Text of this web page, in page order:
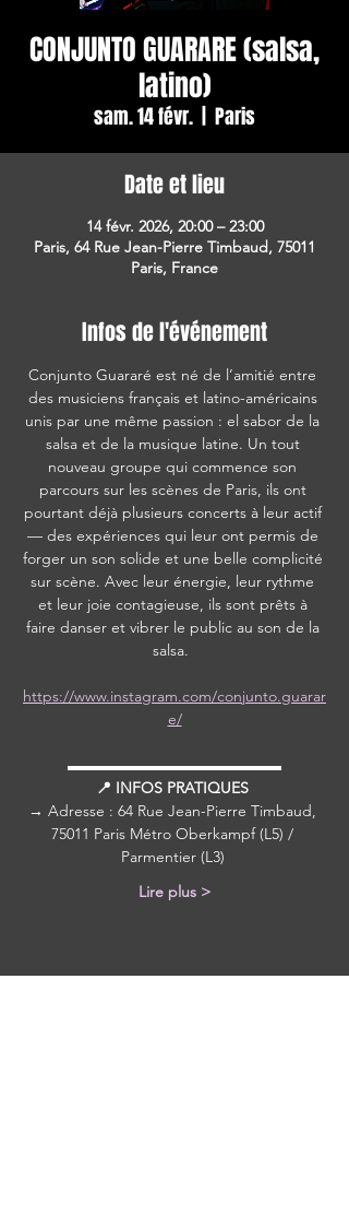
CONJUNTO GUARARE (salsa,
latino)
sam. 14 févr. Paris
Date et lieu
14 févr. 2026, 20:00 – 23:00
Paris, 64 Rue Jean-Pierre Timbaud, 75011
Paris, France
Infos de l'événement
Conjunto Guararé est né de l’amitié entre
des musiciens français et latino-américains
unis par une même passion : el sabor de la
salsa et de la musique latine. Un tout
nouveau groupe qui commence son
parcours sur les scènes de Paris, ils ont
pourtant déjà plusieurs concerts à leur actif
— des expériences qui leur ont permis de
forger un son solide et une belle complicité
sur scène. Avec leur énergie, leur rythme
et leur joie contagieuse, ils sont prêts à
faire danser et vibrer le public au son de la
salsa.
https://www.instagram.com/conjunto.guarar
e/
▬▬▬▬▬▬▬▬▬▬▬▬▬▬
📍 INFOS PRATIQUES
→ Adresse : 64 Rue Jean-Pierre Timbaud,
75011 Paris Métro Oberkampf (L5) /
Parmentier (L3)
Lire plus >